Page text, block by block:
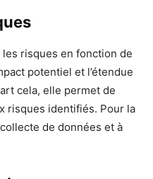
risques en fonction de
potentiel et l’étendue
cela, elle permet de
risques identifiés. Pour la
de données et à